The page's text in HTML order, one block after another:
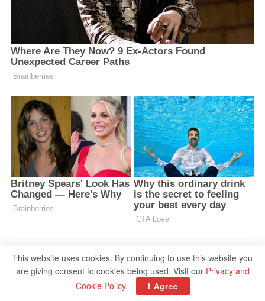
This website uses cookies. By continuing to use this website you
are giving consent to cookies being used. Visit our Privacy and
Cookie Policy. I Agree